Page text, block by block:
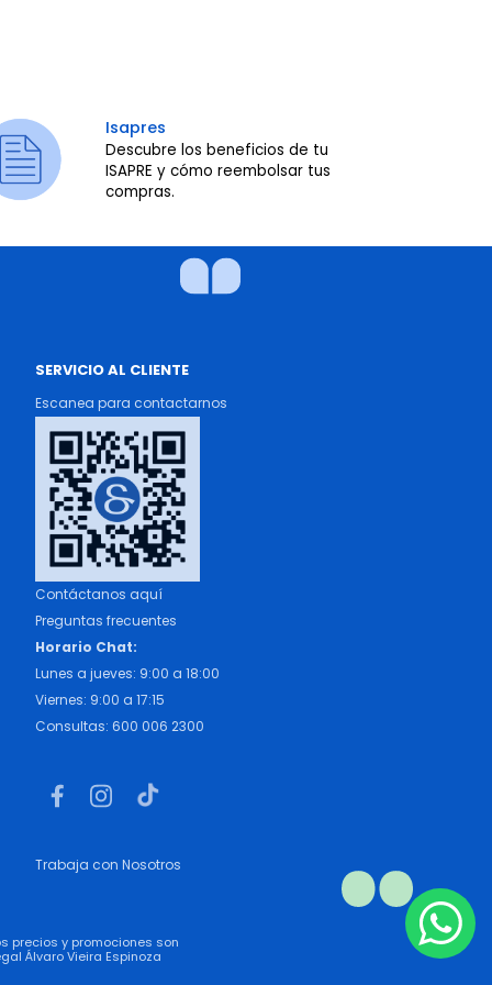
Isapres
Descubre los beneficios de tu
ISAPRE y cómo reembolsar tus
compras.
SERVICIO AL CLIENTE
Escanea para contactarnos
Contáctanos aquí
Preguntas frecuentes
Horario Chat:
Lunes a jueves: 9:00 a 18:00
Viernes: 9:00 a 17:15
Consultas: 600 006 2300
Trabaja con Nosotros
precios y promociones son
Álvaro Vieira Espinoza